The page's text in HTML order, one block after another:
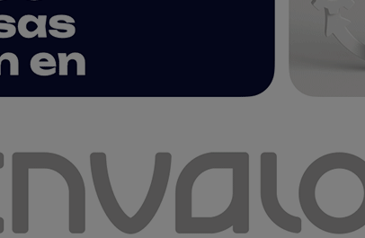
con ImpacTaste